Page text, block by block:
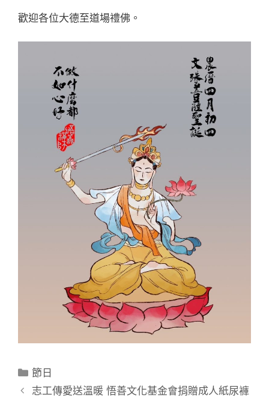
歡迎各位大德至道場禮佛。
分
類
節日
志工傳愛送溫暖 悟善文化基金會捐贈成人紙尿褲